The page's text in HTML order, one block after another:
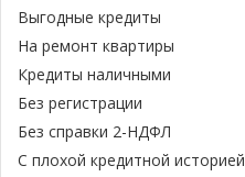
Выгодные кредиты
На ремонт квартиры
Кредиты наличными
Без регистрации
Без справки 2-НДФЛ
С плохой кредитной историей